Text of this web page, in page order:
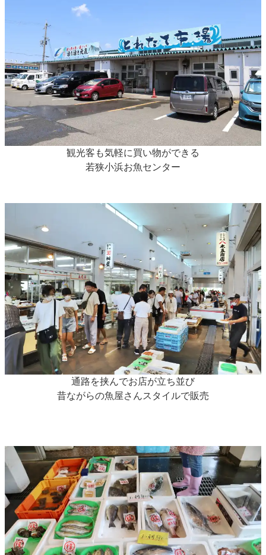
観光客も気軽に買い物ができる
若狭小浜お魚センター
通路を挟んでお店が立ち並び
昔ながらの魚屋さんスタイルで販売